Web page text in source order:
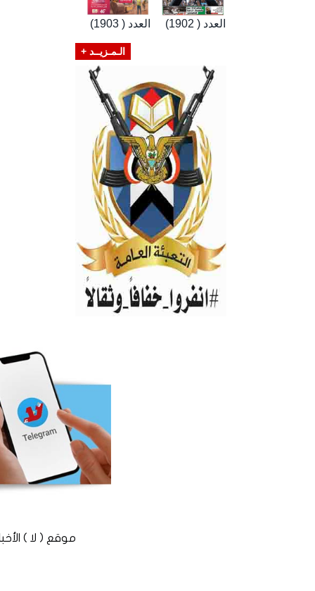
العدد ( 1903) العدد ( 1902)
الـمـزيــد +
موقع ( لا ) الأخباري المستقل ©